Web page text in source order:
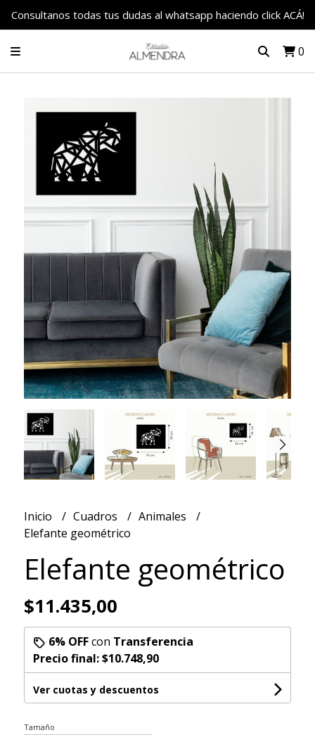
Consultanos todas tus dudas al whatsapp haciendo click ACÁ!
0
Inicio Cuadros
Animales
Elefante geométrico
Elefante geométrico
$11.435,00
6% OFFcon Transferencia
Precio final:$10.748,90
Ver cuotas y descuentos
Tamaño